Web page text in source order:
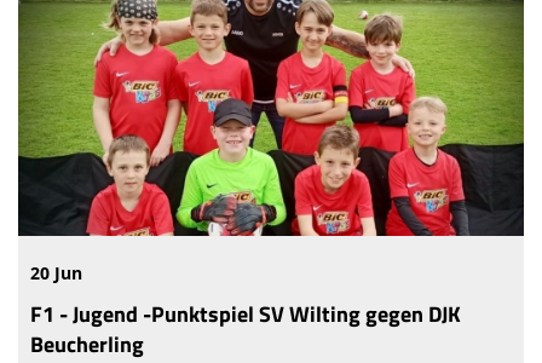
20 Jun
F1 - Jugend -Punktspiel SV Wilting gegen DJK
Beucherling